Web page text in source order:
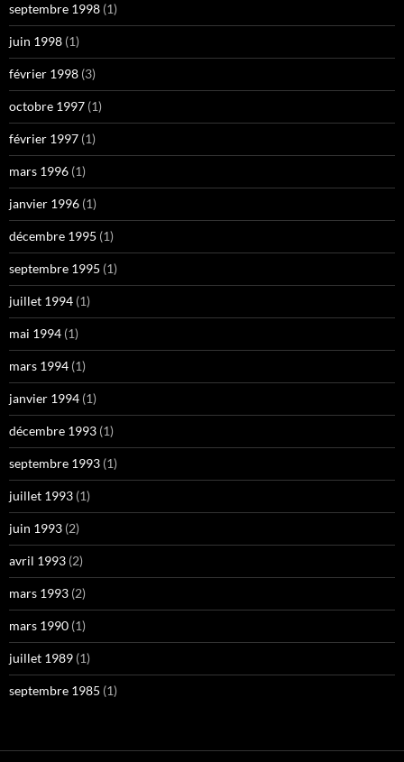
septembre 1998 (1)
juin 1998 (1)
février 1998 (3)
octobre 1997 (1)
février 1997 (1)
mars 1996 (1)
janvier 1996 (1)
décembre 1995 (1)
septembre 1995 (1)
juillet 1994 (1)
mai 1994 (1)
mars 1994 (1)
janvier 1994 (1)
décembre 1993 (1)
septembre 1993 (1)
juillet 1993 (1)
juin 1993 (2)
avril 1993 (2)
mars 1993 (2)
mars 1990 (1)
juillet 1989 (1)
septembre 1985 (1)